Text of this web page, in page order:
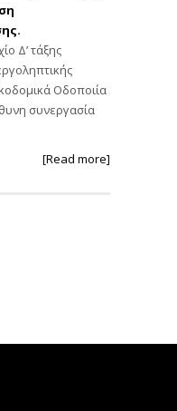
Δ’ τάξης
Οδοποιία
συνεργασία
[Read more]